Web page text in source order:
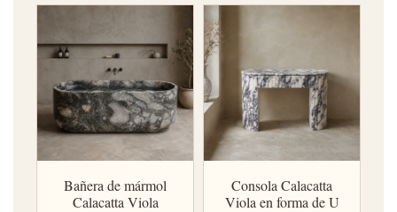
Bañera de mármol
Calacatta Viola
Consola Calacatta
Viola en forma de U